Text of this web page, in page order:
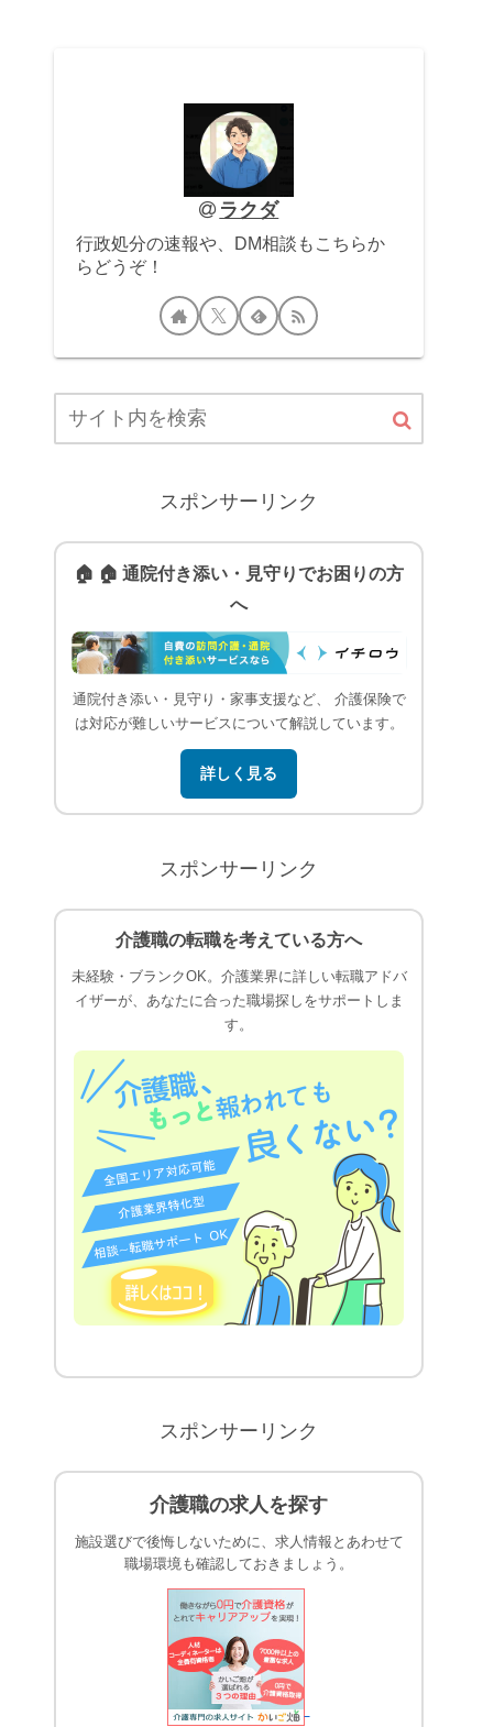
ラクダ
行政処分の速報や、DM相談もこちらか
らどうぞ！
スポンサーリンク
🏠 🏠 通院付き添い・見守りでお困りの方
へ
通院付き添い・見守り・家事支援など、 介護保険で
は対応が難しいサービスについて解説しています。
詳しく見る
スポンサーリンク
介護職の転職を考えている方へ
未経験・ブランクOK。介護業界に詳しい転職アドバ
イザーが、あなたに合った職場探しをサポートしま
す。
スポンサーリンク
介護職の求人を探す
施設選びで後悔しないために、求人情報とあわせて
職場環境も確認しておきましょう。